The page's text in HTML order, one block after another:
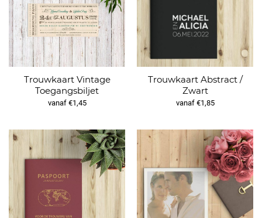
Trouwkaart Vintage
Toegangsbiljet
vanaf €1,45
Trouwkaart Abstract /
Zwart
vanaf €1,85